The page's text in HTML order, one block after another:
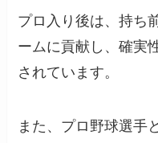
プロ入り後は、持ち
ームに貢献し、確実
されています。
また、プロ野球選手